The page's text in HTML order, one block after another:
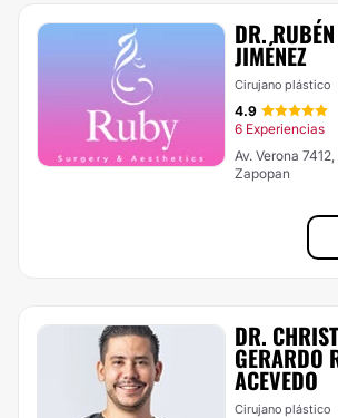
DR.
JIMÉNEZ
Cirujano plástico
4.9
6 Experiencias
Av. Verona 7412, Fracc. VIlla Verona,
Zapopan
DR.
GERARDO
ACEVEDO
Cirujano plástico